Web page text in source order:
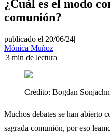
¿Cuál es el modo
comunión?
publicado el 20/06/24|
Mónica Muñoz
|3 min de lectura
Crédito: Bogdan
Muchos debates se han abierto
sagrada comunión, por eso